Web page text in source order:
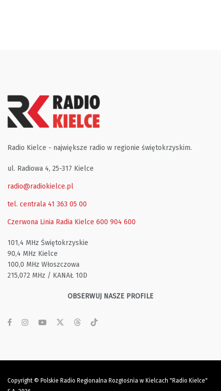
Radio Kielce - największe radio w regionie świętokrzyskim.
ul. Radiowa 4, 25-317 Kielce
radio@radiokielce.pl
tel. centrala 41 363 05 00
Czerwona Linia Radia Kielce 600 904 600
101,4 MHz Świętokrzyskie
90,4 MHz Kielce
100,0 MHz Włoszczowa
215,072 MHz / KANAŁ 10D
OBSERWUJ NASZE PROFILE
Copyright © Polskie Radio Regionalna Rozgłośnia w Kielcach "Radio Kielce"